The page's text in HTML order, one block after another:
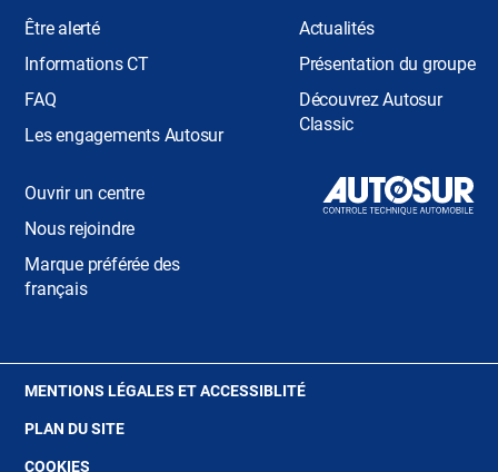
Être alerté
Informations CT
FAQ
Les engagements Autosur
Actualités
Présentation du groupe
Découvrez Autosur
Classic
Ouvrir un centre
Nous rejoindre
Marque préférée des
français
MENTIONS LÉGALES ET ACCESSIBLITÉ(OUVRE
PLAN DU SITE
COOKIES